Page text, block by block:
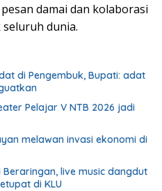
damai dan kolaborasi
dunia.
di Pengembuk, Bupati: adat
Pelajar V NTB 2026 jadi
melawan invasi ekonomi di
live music dangdut
di KLU